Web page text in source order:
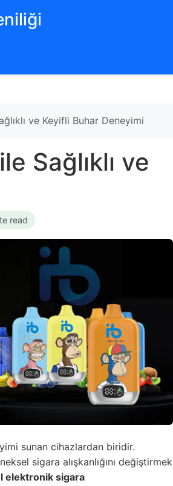
ve Keyifli Buhar Deneyimi
Sağlıklı ve
read
sunan cihazlardan biridir.
sigara alışkanlığını değiştirmek
elektronik sigara